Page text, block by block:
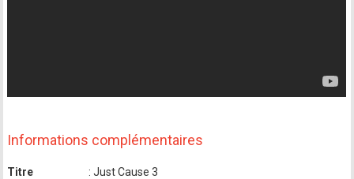
Informations complémentaires
Titre
: Just Cause 3